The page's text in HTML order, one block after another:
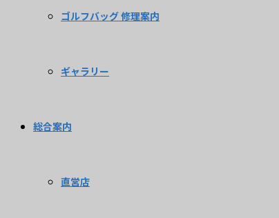
ゴルフバッグ 修理案内
ギャラリー
総合案内
直営店